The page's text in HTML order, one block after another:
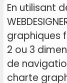
En utilisant
graphiques
2 ou 3
de
charte